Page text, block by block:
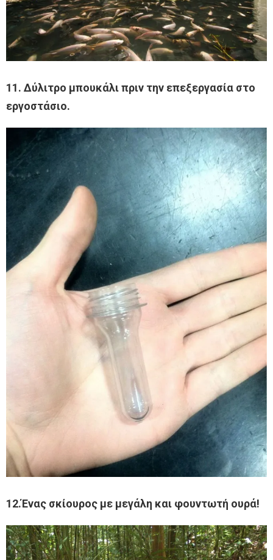
11. Δύλιτρο μπουκάλι πριν την επεξεργασία στο
εργοστάσιο.
12.Ένας σκίουρος με μεγάλη και φουντωτή ουρά!